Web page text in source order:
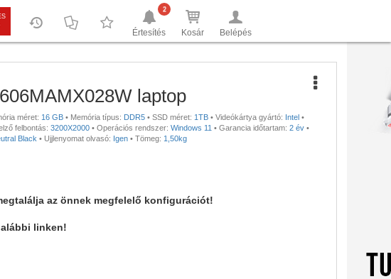
Értesítés
2
Kosár Belépés
laptop
méret: 16 GB • Memória típus: DDR5 • SSD méret: 1TB • Videókártya gyártó: Intel •
felbontás: 3200X2000 • Operációs rendszer: Windows 11 • Garancia időtartam: 2 év •
Black • Ujjlenyomat olvasó: Igen • Tömeg: 1,50kg
az önnek megfelelő konfigurációt!
linken!